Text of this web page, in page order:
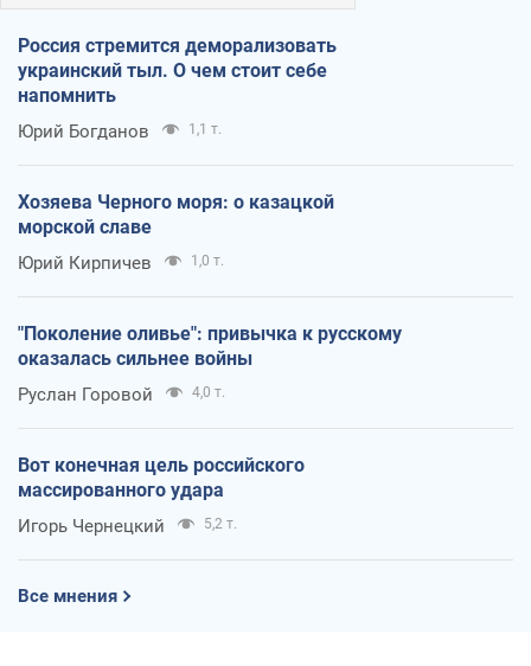
Россия стремится деморализовать
украинский тыл. О чем стоит себе
напомнить
Юрий Богданов 1,1 т.
Хозяева Черного моря: о казацкой
морской славе
Юрий Кирпичев 1,0 т.
"Поколение оливье": привычка к русскому
оказалась сильнее войны
Руслан Горовой 4,0 т.
Вот конечная цель российского
массированного удара
Игорь Чернецкий 5,2 т.
Все мнения